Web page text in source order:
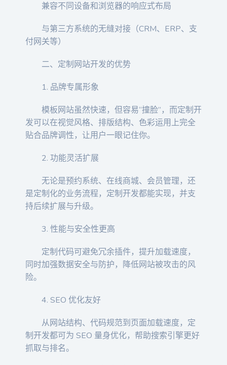
兼容不同设备和浏览器的响应式布局
与第三方系统的无缝对接（CRM、ERP、支
付网关等）
二、定制网站开发的优势
1. 品牌专属形象
模板网站虽然快速，但容易“撞脸”，而定制开
发可以在视觉风格、排版结构、色彩运用上完全
贴合品牌调性，让用户一眼记住你。
2. 功能灵活扩展
无论是预约系统、在线商城、会员管理，还
是定制化的业务流程，定制开发都能实现，并支
持后续扩展与升级。
3. 性能与安全性更高
定制代码可避免冗余插件，提升加载速度，
同时加强数据安全与防护，降低网站被攻击的风
险。
4. SEO 优化友好
从网站结构、代码规范到页面加载速度，定
制开发都可为 SEO 量身优化，帮助搜索引擎更好
抓取与排名。